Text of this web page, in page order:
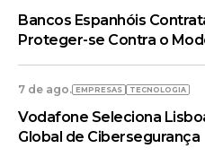
Bancos Espanhóis
Proteger-se Contra o
7 de ago. EMPRESAS TECNOLOGIA
Vodafone Seleciona
Global de Cibersegurança